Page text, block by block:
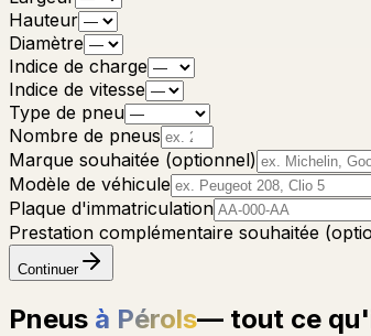
Hauteur
Diamètre
Indice de charge
Indice de vitesse
Type de pneu
Nombre de pneus
Marque souhaitée (optionnel)
Modèle de véhicule
Plaque d'immatriculation
Prestation complémentaire souhaitée
Continuer
Pneus à Pérols— tout ce